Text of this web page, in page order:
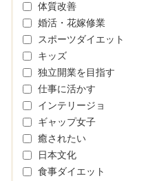
体質改善
婚活・花嫁修業
スポーツダイエット
キッズ
独立開業を目指す
仕事に活かす
インテリージョ
ギャップ女子
癒されたい
日本文化
食事ダイエット